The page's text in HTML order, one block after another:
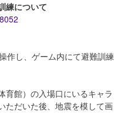
練について
作し、ゲーム内にて避難訓練
育館）の入場口にいるキャラ
ただいた後、地震を模して画